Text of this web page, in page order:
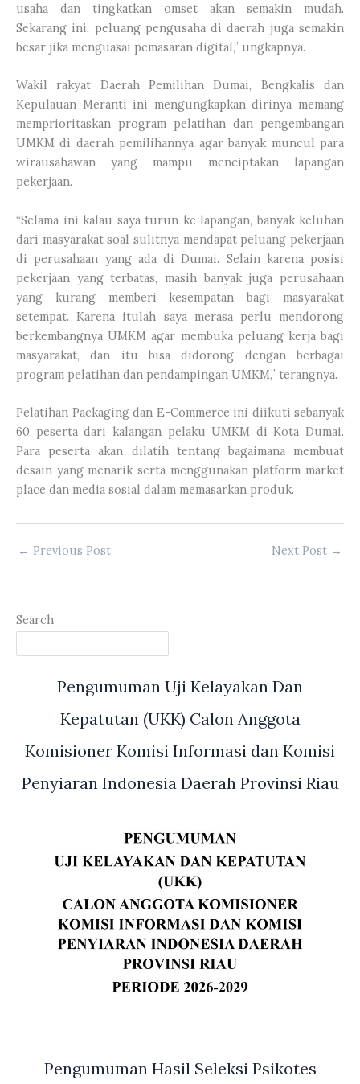
usaha dan tingkatkan omset akan semakin mudah.
Sekarang ini, peluang pengusaha di daerah juga semakin
besar jika menguasai pemasaran digital,” ungkapnya.
Wakil rakyat Daerah Pemilihan Dumai, Bengkalis dan
Kepulauan Meranti ini mengungkapkan dirinya memang
memprioritaskan program pelatihan dan pengembangan
UMKM di daerah pemilihannya agar banyak muncul para
wirausahawan yang mampu menciptakan lapangan
pekerjaan.
“Selama ini kalau saya turun ke lapangan, banyak keluhan
dari masyarakat soal sulitnya mendapat peluang pekerjaan
di perusahaan yang ada di Dumai. Selain karena posisi
pekerjaan yang terbatas, masih banyak juga perusahaan
yang kurang memberi kesempatan bagi masyarakat
setempat. Karena itulah saya merasa perlu mendorong
berkembangnya UMKM agar membuka peluang kerja bagi
masyarakat, dan itu bisa didorong dengan berbagai
program pelatihan dan pendampingan UMKM,” terangnya.
Pelatihan Packaging dan E-Commerce ini diikuti sebanyak
60 peserta dari kalangan pelaku UMKM di Kota Dumai.
Para peserta akan dilatih tentang bagaimana membuat
desain yang menarik serta menggunakan platform market
place dan media sosial dalam memasarkan produk.
← Previous Post Next Post →
Search
Pengumuman Uji Kelayakan Dan
Kepatutan (UKK) Calon Anggota
Komisioner Komisi Informasi dan Komisi
Penyiaran Indonesia Daerah Provinsi Riau
Pengumuman Hasil Seleksi Psikotes